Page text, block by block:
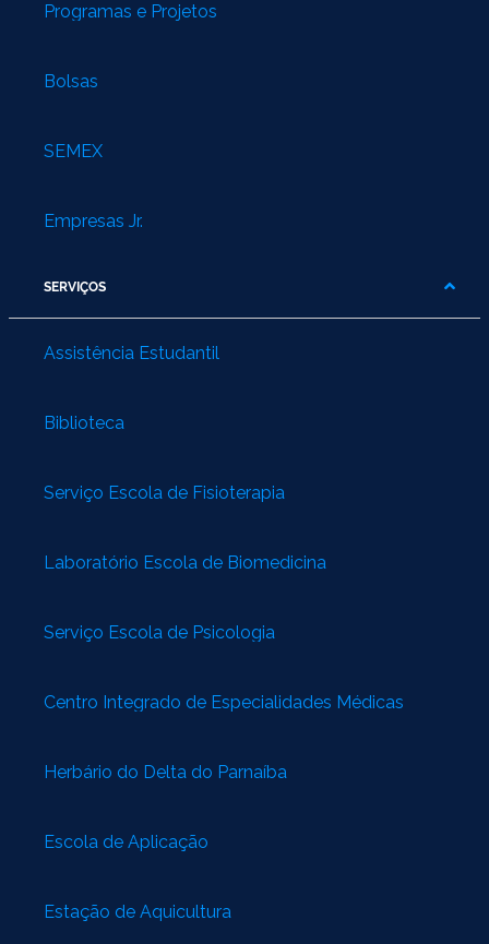
Programas e Projetos
Bolsas
SEMEX
Empresas Jr.
SERVIÇOS
Assistência Estudantil
Biblioteca
Serviço Escola de Fisioterapia
Laboratório Escola de Biomedicina
Serviço Escola de Psicologia
Centro Integrado de Especialidades Médicas
Herbário do Delta do Parnaíba
Escola de Aplicação
Estação de Aquicultura